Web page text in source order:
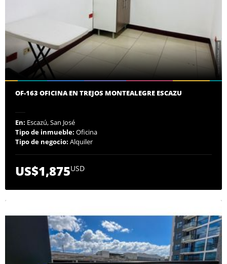
OF-163 OFICINA EN TREJOS MONTEALEGRE ESCAZU
En: Escazú, San José
Tipo de inmueble: Oficina
Tipo de negocio: Alquiler
US$1,875USD